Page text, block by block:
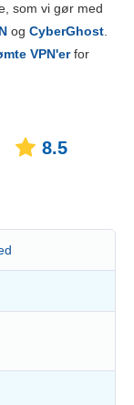
som vi gør med
og CyberGhost.
VPN'erfor
8.5